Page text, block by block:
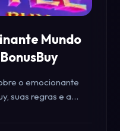
Mundo
o emocionante
suas regras e a